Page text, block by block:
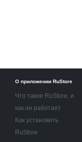
О приложении RuStore
Что такое RuStore, и
как он работает
Как установить
RuStore